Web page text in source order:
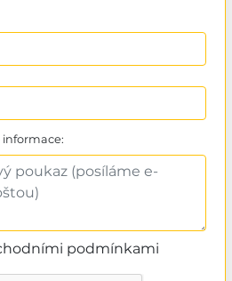
informace:
podmínkami